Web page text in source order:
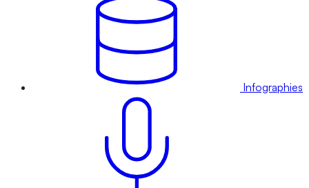
Infographies